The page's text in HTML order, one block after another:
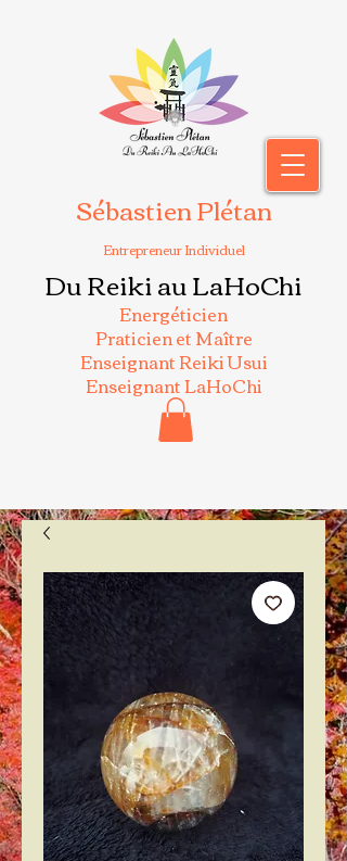
Sébastien Plétan
Entrepreneur Individuel
Du Reiki au LaHoChi
Energéticien
Praticien et Maître
Enseignant Reiki Usui
Enseignant LaHoChi